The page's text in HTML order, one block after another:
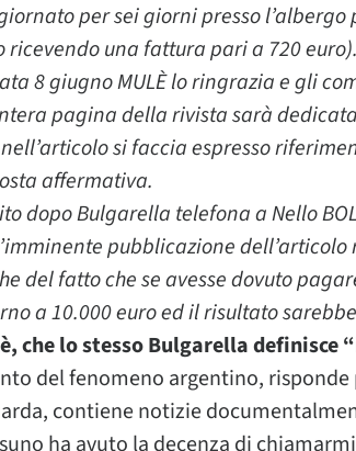
per sei giorni presso
ricevendo una fattura pari a 720 euro).
8 giugno MULÈ lo ringrazia e gli
pagina della rivista sarà
si faccia espresso
affermativa.
dopo Bulgarella telefona a Nello
pubblicazione
del fatto che se avesse dovuto
a 10.000 euro ed il risultato
che lo stesso Bulgarella definisce
del fenomeno argentino,
contiene notizie
ha avuto la decenza di